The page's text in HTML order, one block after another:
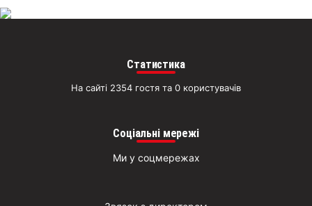
Статистика
На сайті 2354 гостя та 0 користувачів
Соціальні мережі
Ми у соцмережах